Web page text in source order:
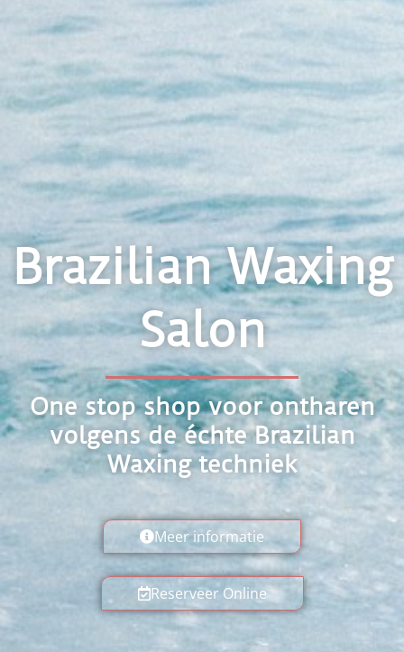
Brazilian Waxing
Salon
One stop shop voor ontharen
volgens de échte Brazilian
Waxing techniek
Meer informatie
Reserveer Online